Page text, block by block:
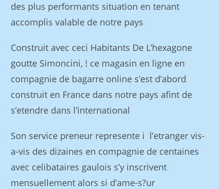
des plus performants situation en tenant
accomplis valable de notre pays
Construit avec ceci Habitants De L’hexagone
goutte Simoncini, ! ce magasin en ligne en
compagnie de bagarre online s’est d’abord
construit en France dans notre pays afint de
s’etendre dans l’international
Son service preneur represente i l’etranger vis-
a-vis des dizaines en compagnie de centaines
avec celibataires gaulois s’y inscrivent
mensuellement alors si d’ame-s?ur